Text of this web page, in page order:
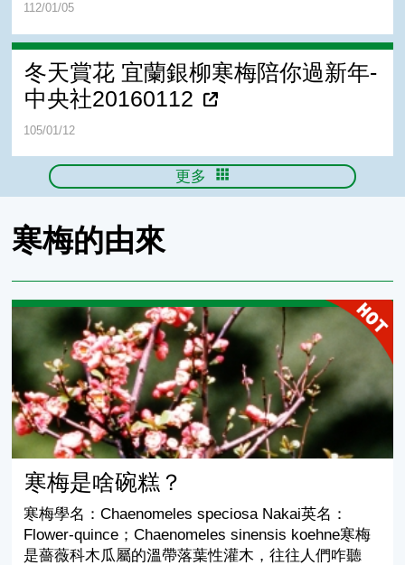
112/01/05
冬天賞花 宜蘭銀柳寒梅陪你過新年-
中央社20160112
105/01/12
更多
寒梅的由來
寒梅是啥碗糕？
寒梅是啥碗糕？
寒梅學名：Chaenomeles speciosa Nakai英名：
Flower-quince；Chaenomeles sinensis koehne寒梅
是薔薇科木瓜屬的溫帶落葉性灌木，往往人們咋聽